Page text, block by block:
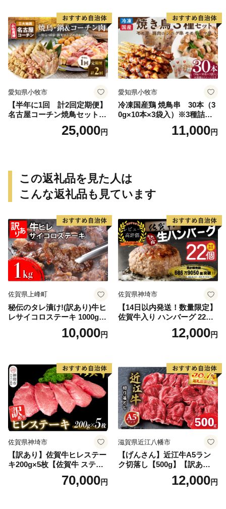
便利 レンジ 自然解凍 弁当 お
かず 惣菜 食品 おつまみ グル
メ お取り寄せ 小牧市 送料無
料
愛知県小牧市
【半年に1回 計2回定期便】
名古屋コーチン焼鳥セット・
名古屋コーチン鍋&名古屋コ
ーチン1羽分セット25,000円
愛知県小牧市
冷凍国産鶏 焼鳥串 30本（3
0g×10本×3袋入）※3種詰め
合わせ 焼き鳥 おつまみ バー
ベキュー 小分け 国産 鶏肉 焼
せ
11,000円
この返礼品を見た人は
こんな返礼品も見ています
佐賀県上峰町
秘伝のタレ漬け!(訳あり)牛ヒ
レサイコロステーキ 1000g
10,000円
佐賀県神埼市
【14日以内発送！数量限定】
佐賀牛入り ハンバーグ 22個
2.6kg(120g×22個)【佐賀牛
黒毛和牛 ブランド牛 九州 ハ
気】(H083106)
12,000円
佐賀県神埼市
【訳あり】佐賀牛ヒレステー
キ200g×5枚【佐賀牛 ステー
キ ブランド肉 ヒレ肉 フィレ
肉 ジューシー ヘルシー】(H0
70,000円
滋賀県近江八幡市
【げんさん】近江牛A5ラン
ク切落し【500g】【訳あり】
12,000円